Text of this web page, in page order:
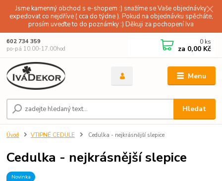
Jsme kamenný obchod s e-shopem :) snažíme se Vaše objednávky
expedovat co nejdříve ( cca do týdne ). Pokud na objednávku spěcháte,
prosím uveďte to do poznámky :) Děkuji za pochopení Iva
Menu
Hledat
602 734 359
po-pá 10.00-17.00hod
0 ks
za 0,00 Kč
Úvod VTIPNÉ CEDULE Cedulka - nejkrásnější slepice
Cedulka - nejkrásnější slepice
Novinka